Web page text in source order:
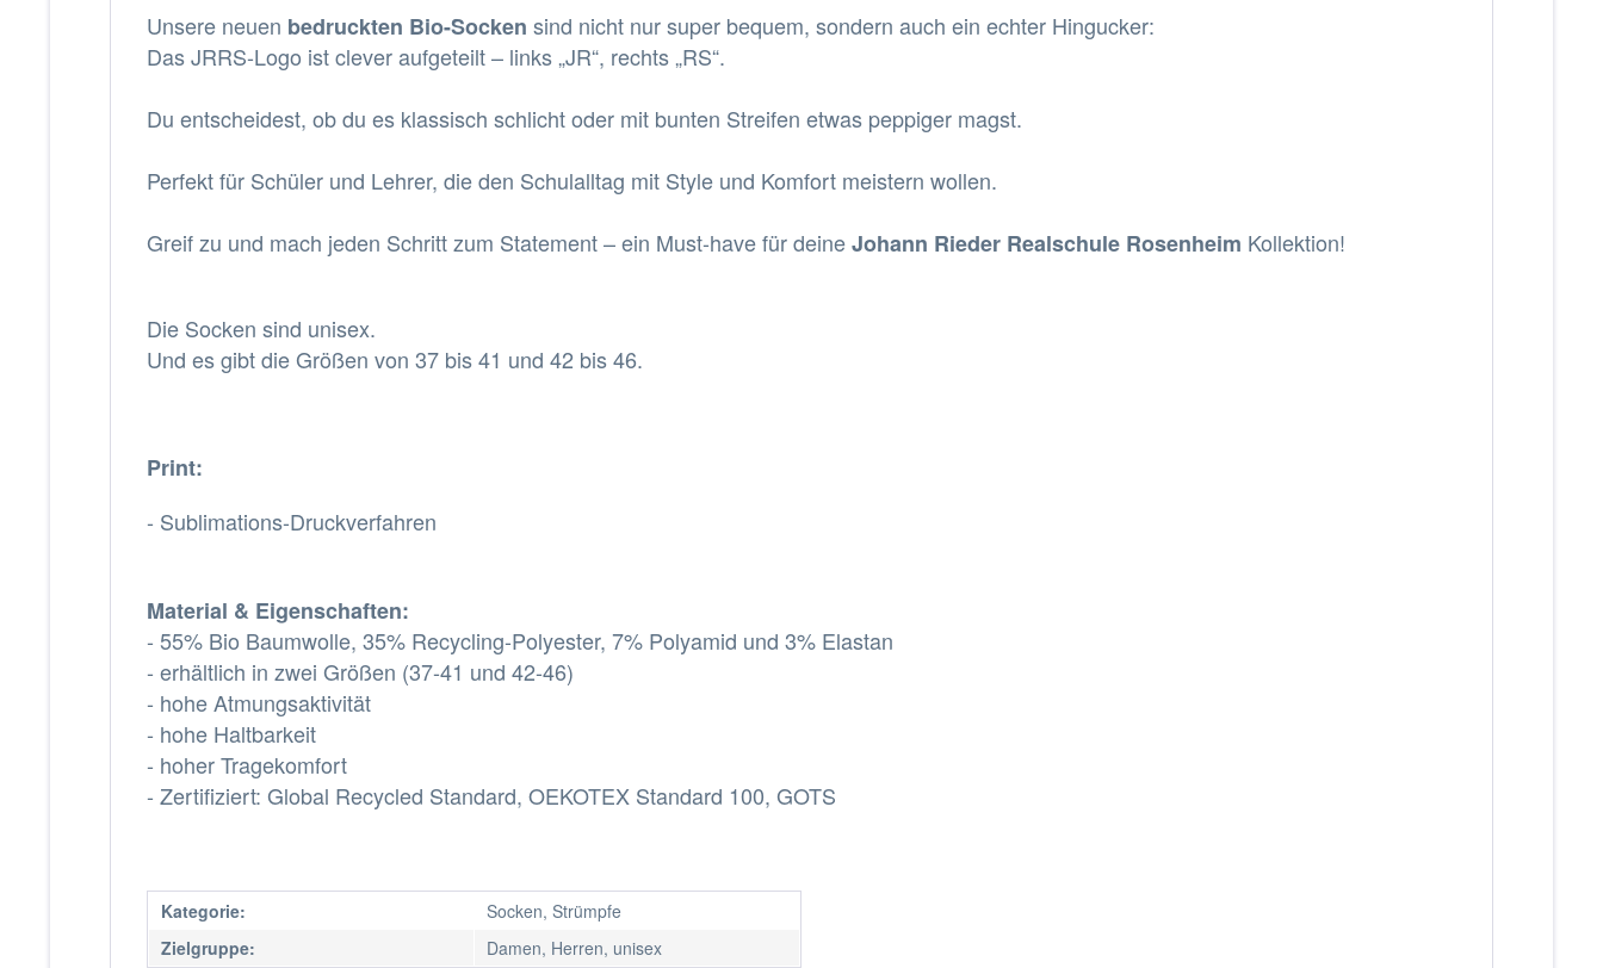
Unsere neuen bedruckten Bio-Socken sind nicht nur super bequem, sondern auch ein echter Hingucker:
Das JRRS-Logo ist clever aufgeteilt – links „JR“, rechts „RS“.
Du entscheidest, ob du es klassisch schlicht oder mit bunten Streifen etwas peppiger magst.
Perfekt für Schüler und Lehrer, die den Schulalltag mit Style und Komfort meistern wollen.
Greif zu und mach jeden Schritt zum Statement – ein Must-have für deineJohann Rieder Realschule Rosenheim Kollektion!
Die Socken sind unisex.
Und es gibt dieGrößen von 37 bis 41 und 42 bis 46.
Print:
- Sublimations-Druckverfahren
Material & Eigenschaften:
- 55% Bio Baumwolle, 35% Recycling-Polyester, 7% Polyamid und 3% Elastan
- erhältlich in zwei Größen (37-41 und 42-46)
- hohe Atmungsaktivität
- hohe Haltbarkeit
- hoher Tragekomfort
- Zertifiziert: Global Recycled Standard, OEKOTEX Standard 100, GOTS
Kategorie:
Socken, Strümpfe
Zielgruppe:
Damen, Herren, unisex